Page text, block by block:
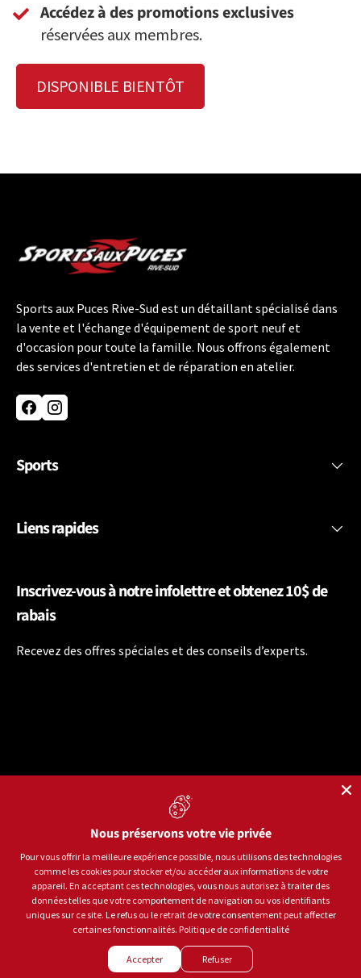
Accédez à des promotions exclusives
réservées aux membres.
DISPONIBLE BIENTÔT
Sports aux Puces Rive-Sud est un détaillant spécialisé dans
la vente et l'échange d'équipement de sport neuf et
d'occasion pour toute la famille. Nous offrons également
des services d'entretien et de réparation en atelier.
FacebookInstagram
Sports
Liens rapides
Inscrivez-vous à notre infolettre et obtenez 10$ de
rabais
Recevez des offres spéciales et des conseils d’experts.
Moyens de paiement acceptés
Français
Sports aux Puces Rive-Sud.Tous droits réservés.
Nous préservons votre vie privée
Pour vous offrir la meilleure expérience possible, nous utilisons des technologies
comme les cookies pour stocker et/ou accéder aux informations de votre
appareil. En acceptant ces technologies, vous nous autorisez à traiter des
données telles que votre comportement de navigation ou vos identifiants
uniques sur ce site. Le refus ou le retrait de votre consentement peut affecter
certaines fonctionnalités. Politique de confidentialité
Accepter Refuser